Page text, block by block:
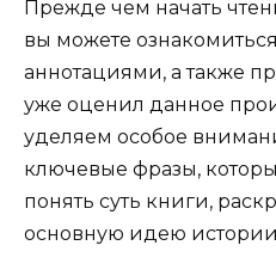
Прежде чем начать
вы можете
аннотациями, а также
уже оценил данное
уделяем особое
ключевые фразы,
понять суть книги,
основную идею